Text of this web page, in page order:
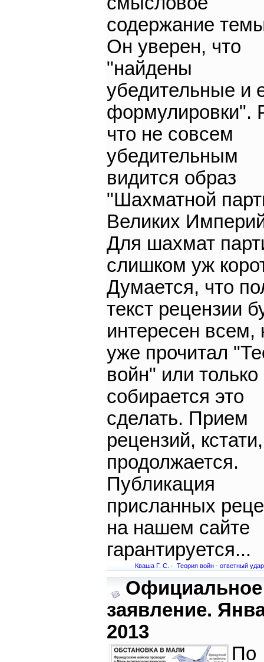
содержание
Он уверен, что
"найдены
убедительные и
формулировки".
что не совсем
убедительным
видится образ
"Шахматной
Великих
Для шахмат
слишком уж
Думается, что
текст рецензии
интересен всем,
уже прочитал
войн" или только
собирается это
сделать. Прием
рецензий, кстати,
продолжается.
Публикация
присланных
на нашем сайте
гарантируется...
Кваша Г. С. · Теория войн - ответный удар
Официальное
заявление.
2013
По